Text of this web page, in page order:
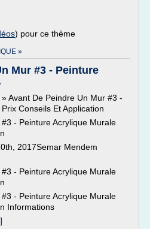
) pour ce thème
»
Mur #3 - Peinture
Avant De Peindre Un Mur #3 -
Conseils Et Application
- Peinture Acrylique Murale
2017Semar Mendem
- Peinture Acrylique Murale
- Peinture Acrylique Murale
Informations